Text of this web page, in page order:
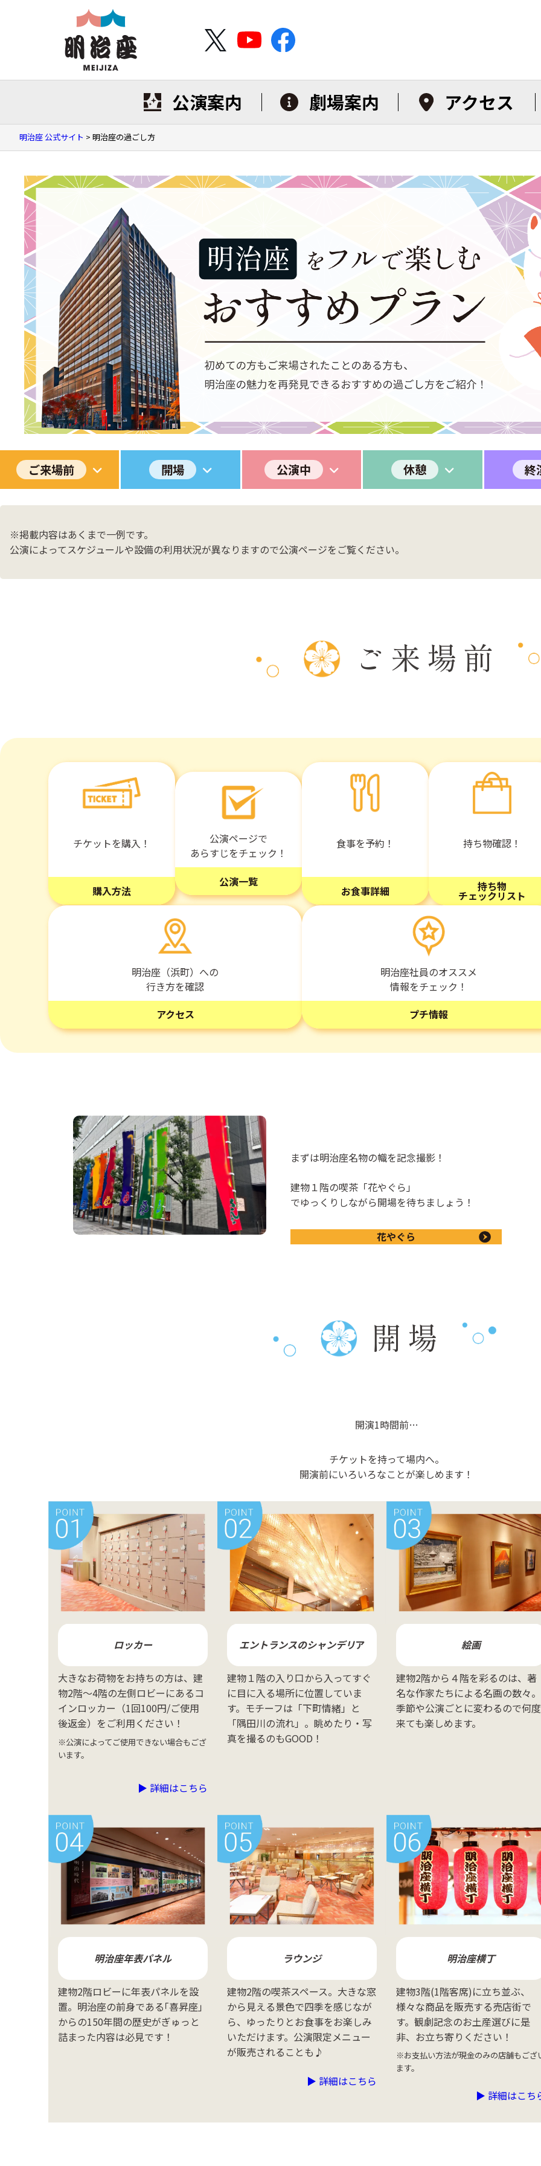
公演案内 劇場案内 アクセス
明治座 公式サイト > 明治座の過ごし方
ご来場前 開場 公演中 休憩 終
※掲載内容はあくまで一例です。
公演によってスケジュールや設備の利用状況が異なりますので公演ページをご覧ください。
ご来場前
チケットを購入！
購入方法
公演ページで
あらすじをチェック！
公演一覧
食事を予約！
お食事詳細
持ち物確認！
持ち物
チェックリスト
明治座（浜町）への
行き方を確認
アクセス
明治座社員のオススメ
情報をチェック！
プチ情報
まずは明治座名物の幟を記念撮影！
建物１階の喫茶「花やぐら」
でゆっくりしながら開場を待ちましょう！
花やぐら
開場
開演1時間前…
チケットを持って場内へ。
開演前にいろいろなことが楽しめます！
ロッカー
大きなお荷物をお持ちの方は、建
物2階～4階の左側ロビーにあるコ
インロッカー（1回100円/ご使用
後返金）をご利用ください！
※公演によってご使用できない場合もござ
います。
▶︎ 詳細はこちら
エントランスのシャンデリア
建物１階の入り口から入ってすぐ
に目に入る場所に位置していま
す。モチーフは「下町情緒」と
「隅田川の流れ」。眺めたり・写
真を撮るのもGOOD！
絵画
建物2階から４階を彩るのは、著
名な作家たちによる名画の数々。
季節や公演ごとに変わるので何度
来ても楽しめます。
明治座年表パネル
建物2階ロビーに年表パネルを設
置。明治座の前身である｢喜昇座｣
からの150年間の歴史がぎゅっと
詰まった内容は必見です！
ラウンジ
建物2階の喫茶スペース。大きな窓
から見える景色で四季を感じなが
ら、ゆったりとお食事をお楽しみ
いただけます。公演限定メニュー
が販売されることも♪
▶︎ 詳細はこちら
明治座横丁
建物3階(1階客席)に立ち並ぶ、
様々な商品を販売する売店街で
す。観劇記念のお土産選びに是
非、お立ち寄りください！
※お支払い方法が現金のみの店舗もござ
ます。
▶︎ 詳細はこち